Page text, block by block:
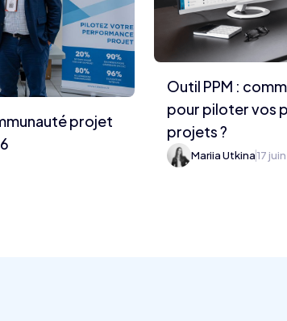
projet
Outil PPM :
pour piloter vos
projets ?
Mariia Utkina17